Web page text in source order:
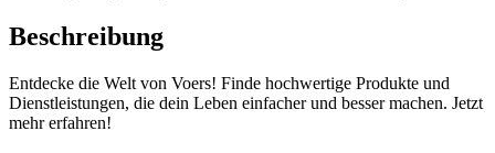
Beschreibung
Entdecke die Welt von Voers! Finde hochwertige Produkte und
Dienstleistungen, die dein Leben einfacher und besser machen. Jetzt
mehr erfahren!